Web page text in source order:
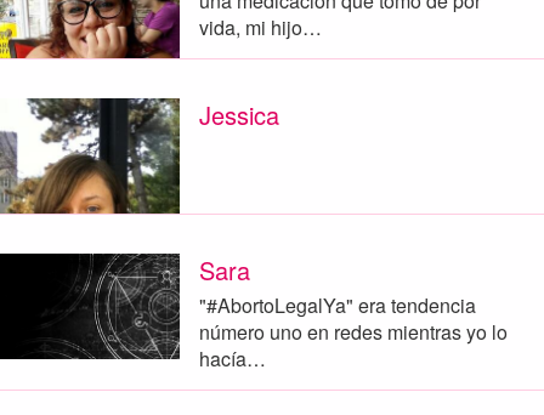
vida, mi hijo…
Jessica
Sara
"#AbortoLegalYa" era tendencia
número uno en redes mientras yo lo
hacía…